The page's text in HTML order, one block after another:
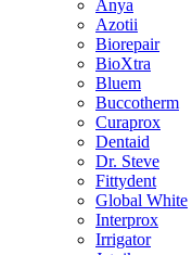
Anya
Azotii
Biorepair
BioXtra
Bluem
Buccotherm
Curaprox
Dentaid
Dr. Steve
Fittydent
Global White
Interprox
Irrigator